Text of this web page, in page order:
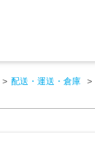
配送・運送・倉庫